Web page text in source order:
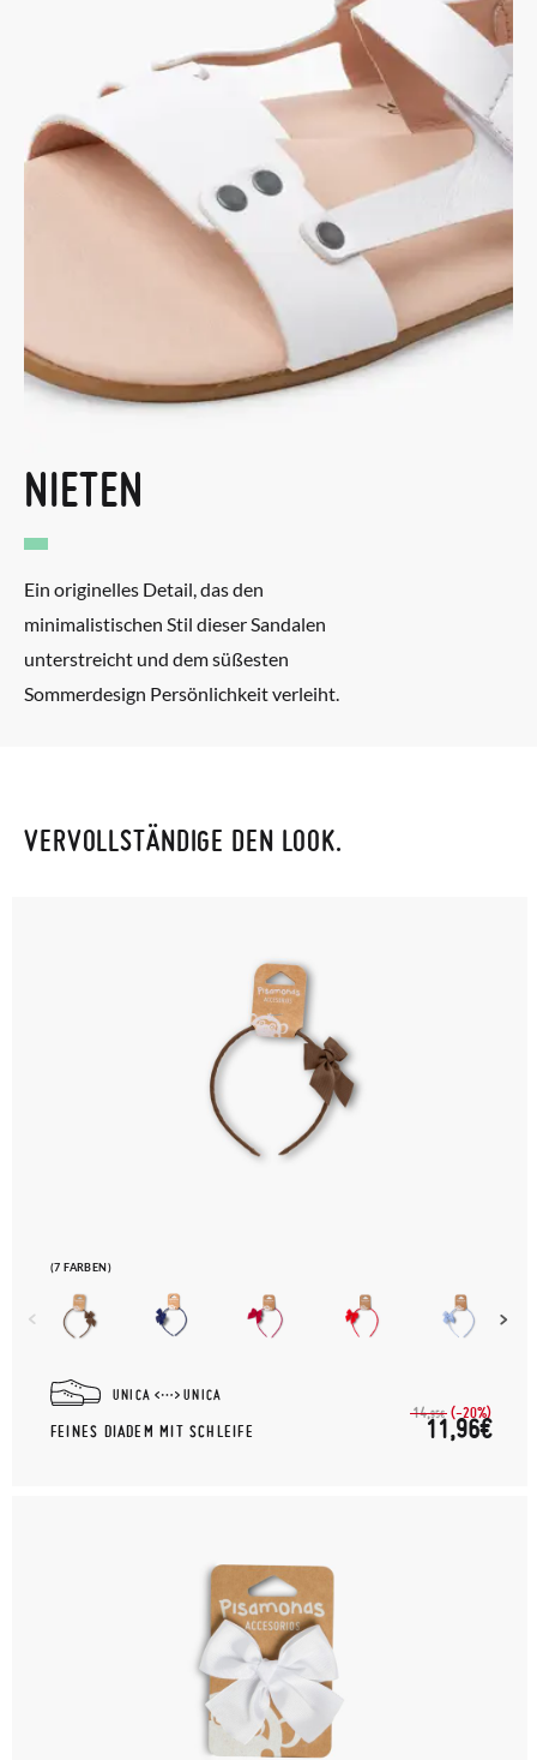
NIETEN
Ein originelles Detail, das den
minimalistischen Stil dieser Sandalen
unterstreicht und dem süßesten
Sommerdesign Persönlichkeit verleiht.
VERVOLLSTÄNDIGE DEN LOOK.
(7 FARBEN)
UNICA UNICA
FEINES DIADEM MIT SCHLEIFE
14,95€ (-20%)
11,96€